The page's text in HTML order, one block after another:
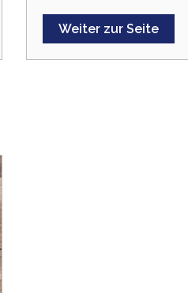
Weiter zur Seite